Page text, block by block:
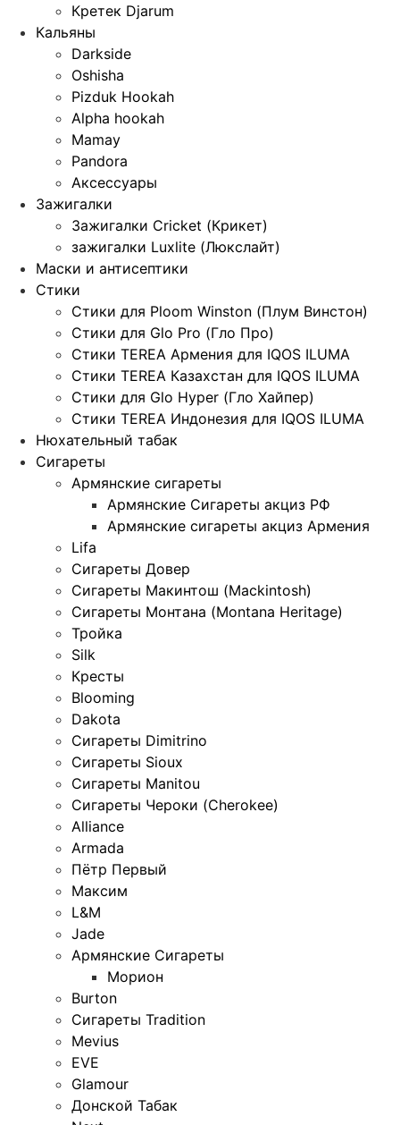
Кретек Djarum
Кальяны
Darkside
Oshisha
Pizduk Hookah
Alpha hookah
Mamay
Pandora
Аксессуары
Зажигалки
Зажигалки Cricket (Крикет)
зажигалки Luxlite (Люкслайт)
Маски и антисептики
Стики
Стики для Ploom Winston (Плум Винстон)
Стики для Glo Pro (Гло Про)
Стики TEREA Армения для IQOS ILUMA
Стики TEREA Казахстан для IQOS ILUMA
Стики для Glo Hyper (Гло Хайпер)
Стики TEREA Индонезия для IQOS ILUMA
Нюхательный табак
Сигареты
Армянские сигареты
Армянские Сигареты акциз РФ
Армянские сигареты акциз Армения
Lifa
Сигареты Довер
Сигареты Макинтош (Mackintosh)
Сигареты Монтана (Montana Heritage)
Тройка
Silk
Кресты
Blooming
Dakota
Сигареты Dimitrino
Сигареты Sioux
Сигареты Manitou
Сигареты Чероки (Cherokee)
Alliance
Armada
Пётр Первый
Максим
L&M
Jade
Армянские Сигареты
Морион
Burton
Сигареты Tradition
Mevius
EVE
Glamour
Донской Табак